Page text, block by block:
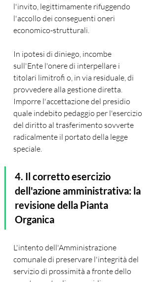
l'invito, legittimamente rifuggendo
l'accollo dei conseguenti oneri
economico-strutturali.
In ipotesi di diniego, incombe
sull'Ente l'onere di interpellare i
titolari limitrofi o, in via residuale, di
provvedere alla gestione diretta.
Imporre l'accettazione del presidio
quale indebito pedaggio per l'esercizio
del diritto al trasferimento sovverte
radicalmente il portato della legge
speciale.
4. Il corretto esercizio
dell'azione amministrativa: la
revisione della Pianta
Organica
L'intento dell'Amministrazione
comunale di preservare l'integrità del
servizio di prossimità a fronte dello